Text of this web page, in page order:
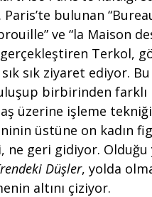
bulunan
ve “la Maison
Terkol,
sık ziyaret ediyor.
birbirinden
üzerine işleme
üstüne on kadın
geri gidiyor. Olduğu
Düşler, yolda
altını çiziyor.